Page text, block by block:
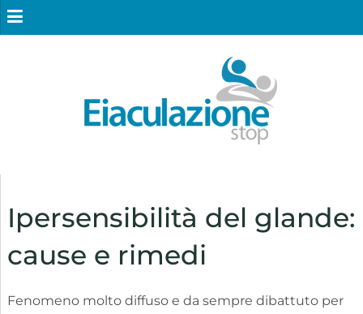
Ipersensibilità del glande:
cause e rimedi
Fenomeno molto diffuso e da sempre dibattuto per